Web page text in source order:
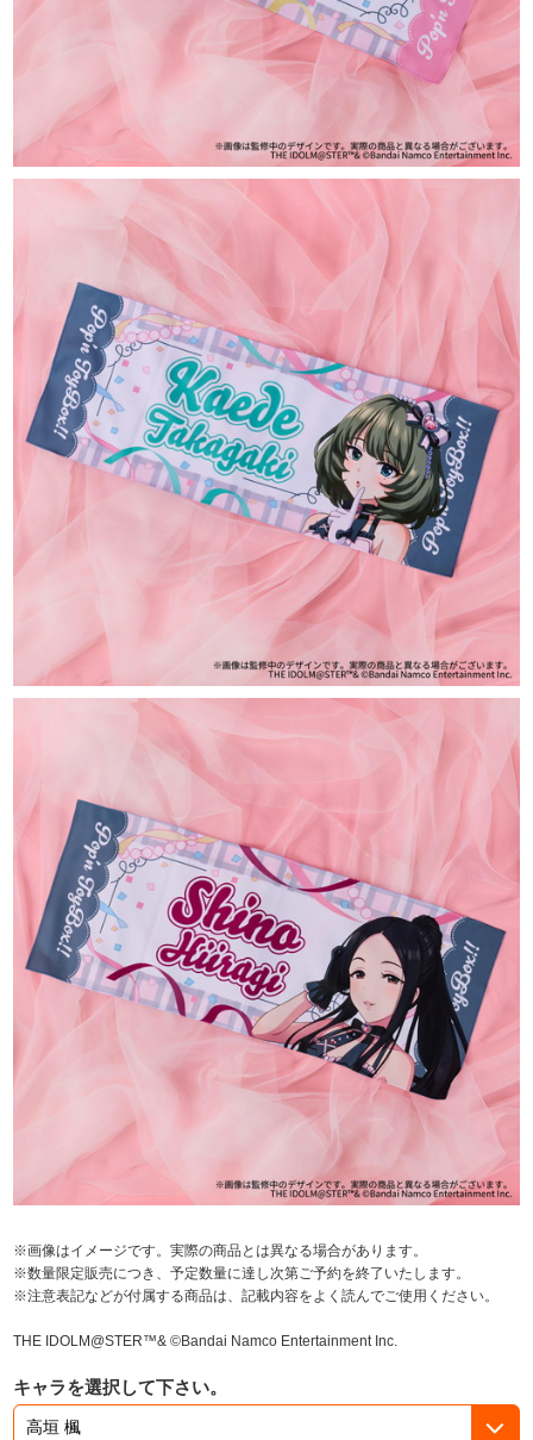
※画像はイメージです。実際の商品とは異なる場合があります。
※数量限定販売につき、予定数量に達し次第ご予約を終了いたします。
※注意表記などが付属する商品は、記載内容をよく読んでご使用ください。
THE IDOLM@STER™& ©Bandai Namco Entertainment Inc.
キャラを選択して下さい。